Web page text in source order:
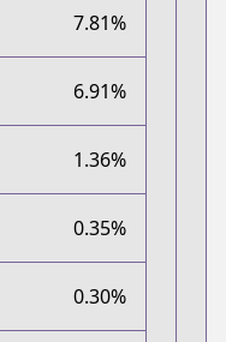
7.81%
6.91%
1.36%
0.35%
0.30%